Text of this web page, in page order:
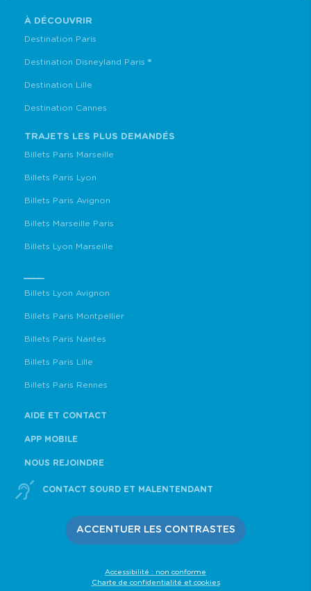
À DÉCOUVRIR
Destination Paris
Destination Disneyland Paris ®
Destination Lille
Destination Cannes
TRAJETS LES PLUS DEMANDÉS
Billets Paris Marseille
Billets Paris Lyon
Billets Paris Avignon
Billets Marseille Paris
Billets Lyon Marseille
Billets Lyon Avignon
Billets Paris Montpellier
Billets Paris Nantes
Billets Paris Lille
Billets Paris Rennes
AIDE ET CONTACT
APP MOBILE
NOUS REJOINDRE
CONTACT SOURD ET MALENTENDANT
ACCENTUER LES CONTRASTES
Accessibilité : non conforme
Charte de confidentialité et cookies